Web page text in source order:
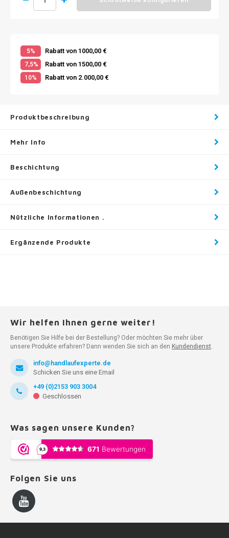
5% Rabatt von 1000,00 €
7,5% Rabatt von 1500,00 €
10% Rabatt von 2.000,00 €
Produktbeschreibung
Mehr Info
Beschichtung
Außenbeschichtung
Nützliche Informationen .
Ergänzende Produkte
Wir helfen Ihnen gerne weiter!
Benötigen Sie Hilfe bei der Bestellung? Oder möchten Sie mehr über
unsere Produkte erfahren? Dann wenden Sie sich an den Kundendienst.
info@handlaufexperte.de
Schicken Sie uns eine Email
+49 (0)2153 903 3004
Geschlossen
Was sagen unsere Kunden?
Folgen Sie uns